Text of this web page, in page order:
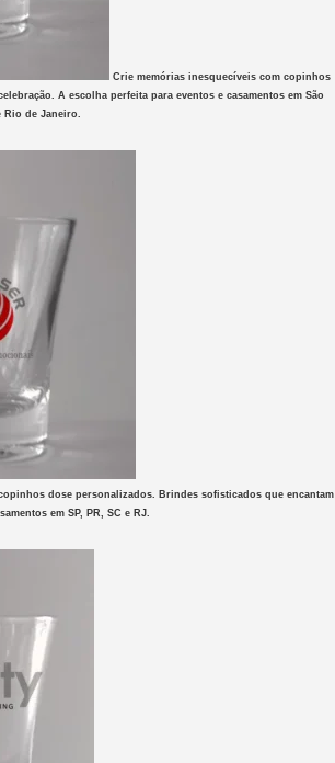
Crie memórias inesquecíveis com copinhos
A escolha perfeita para eventos e casamentos em São
Rio de Janeiro.
dose personalizados. Brindes sofisticados que encantam
em SP, PR, SC e RJ.